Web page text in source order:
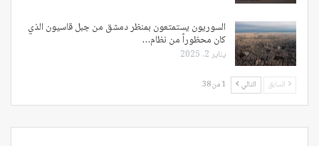
السوريون يستمتعون بمنظر دمشق من جبل قاسيون الذي
كان محظوراً من نظام…
يناير 2, 2025
السابق التالي 1 من 38